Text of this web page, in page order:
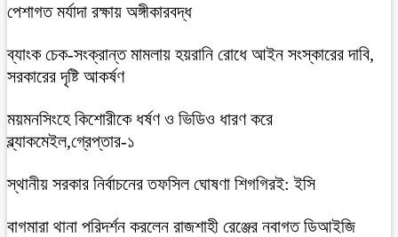
পেশাগত মর্যাদা রক্ষায় অঙ্গীকারবদ্ধ
ব্যাংক চেক-সংক্রান্ত মামলায় হয়রানি রোধে আইন সংস্কারের দাবি,
সরকারের দৃষ্টি আকর্ষণ
ময়মনসিংহে কিশোরীকে ধর্ষণ ও ভিডিও ধারণ করে
ব্ল্যাকমেইল,গ্রেপ্তার-১
স্থানীয় সরকার নির্বাচনের তফসিল ঘোষণা শিগগিরই: ইসি
বাগমারা থানা পরিদর্শন করলেন রাজশাহী রেঞ্জের নবাগত ডিআইজি